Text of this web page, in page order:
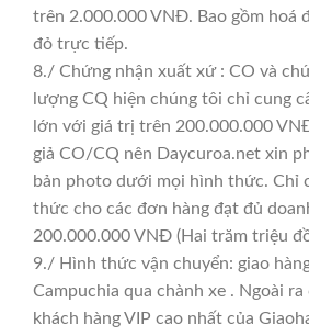
trên 2.000.000 VNĐ. Bao gồm hoá
đỏ trực tiếp.
8./ Chứng nhận xuất xứ : CO và
lượng CQ hiện chúng tôi chỉ cung
lớn với giá trị trên 200.000.000
giả CO/CQ nên Daycuroa.net xin
bản photo dưới mọi hình thức. Chỉ
thức cho các đơn hàng đạt đủ
200.000.000 VNĐ (Hai trăm triệu
9./ Hình thức vận chuyển: giao
Campuchia qua chành xe . Ngoài
khách hàng VIP cao nhất của